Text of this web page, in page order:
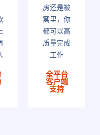
房还是被
窝里，你
都可以高
质量完成
工作
全平台
客户端
支持